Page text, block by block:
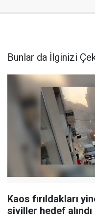
Bunlar da İlginizi
Kaos fırıldakları
siviller hedef alındı